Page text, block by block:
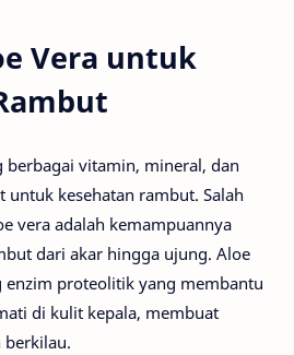
Vera untuk
berbagai vitamin, mineral, dan
untuk kesehatan rambut. Salah
vera adalah kemampuannya
dari akar hingga ujung. Aloe
enzim proteolitik yang membantu
di kulit kepala, membuat
berkilau.